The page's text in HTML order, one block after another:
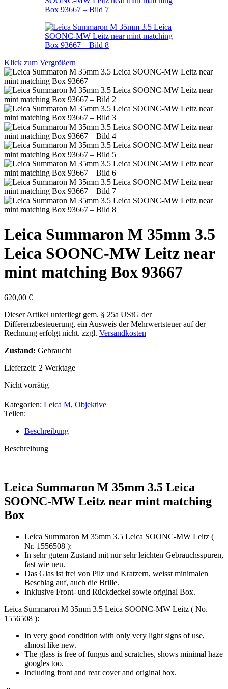
Klick zum Vergrößern
Leica Summaron M 35mm 3.5
Leica SOONC-MW Leitz near
mint matching Box 93667
620,00 €
Dieser Artikel unterliegt gem. § 25a UStG der
Differenzbesteuerung, ein Ausweis der Mehrwertsteuer auf der
Rechnung erfolgt nicht. zzgl. Versandkosten
Zustand: Gebraucht
Lieferzeit: 2 Werktage
Nicht vorrätig
Kategorien: Leica M, Objektive
Teilen:
Beschreibung
Beschreibung
Leica Summaron M 35mm 3.5 Leica
SOONC-MW Leitz near mint matching
Box
Leica Summaron M 35mm 3.5 Leica SOONC-MW Leitz (
Nr. 1556508 ):
In sehr gutem Zustand mit nur sehr leichten Gebrauchsspuren,
fast wie neu.
Das Glas ist frei von Pilz und Kratzern, weisst minimalen
Beschlag auf, auch die Brille.
Inklusive Front- und Rückdeckel sowie original Box.
Leica Summaron M 35mm 3.5 Leica SOONC-MW Leitz ( No.
1556508 ):
In very good condition with only very light signs of use,
almost like new.
The glass is free of fungus and scratches, shows minimal haze
googles too.
Including front and rear cover and original box.